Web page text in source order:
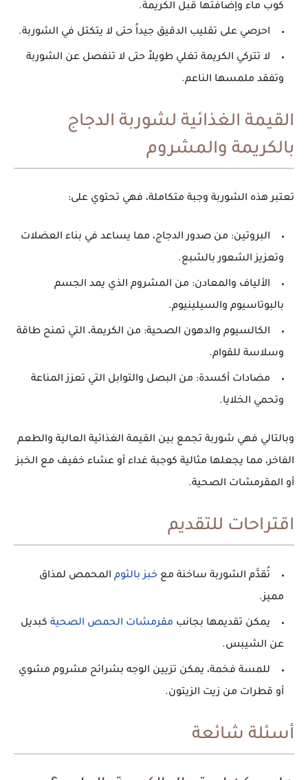
كوب ماء وإضافتها قبل الكريمة.
احرصي على تقليب الدقيق جيداً حتى لا يتكتل في الشوربة.
لا تتركي الكريمة تغلي طويلاً حتى لا تنفصل عن الشوربة
وتفقد ملمسها الناعم.
القيمة الغذائية لشوربة الدجاج
بالكريمة والمشروم
تعتبر هذه الشوربة وجبة متكاملة، فهي تحتوي على:
البروتين: من صدور الدجاج، مما يساعد في بناء العضلات
وتعزيز الشعور بالشبع.
الألياف والمعادن: من المشروم الذي يمد الجسم
بالبوتاسيوم والسيلينيوم.
الكالسيوم والدهون الصحية: من الكريمة، التي تمنح طاقة
وسلاسة للقوام.
مضادات أكسدة: من البصل والتوابل التي تعزز المناعة
وتحمي الخلايا.
وبالتالي فهي شوربة تجمع بين القيمة الغذائية العالية والطعم
الفاخر، مما يجعلها مثالية كوجبة غداء أو عشاء خفيف مع الخبز
أو المقرمشات الصحية.
اقتراحات للتقديم
تُقدَّم الشوربة ساخنة مع خبز بالثوم المحمص لمذاق
مميز.
يمكن تقديمها بجانب مقرمشات الحمص الصحية كبديل
عن الشيبس.
للمسة فخمة، يمكن تزيين الوجه بشرائح مشروم مشوي
أو قطرات من زيت الزيتون.
أسئلة شائعة